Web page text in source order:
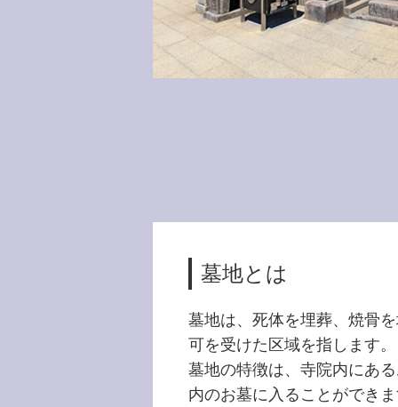
墓地とは
墓地は、死体を埋葬、焼骨
可を受けた区域を指します。
墓地の特徴は、寺院内にあ
内のお墓に入ることができ